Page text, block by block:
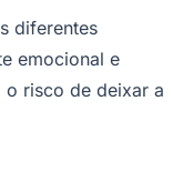
diferentes
emocional e
o risco de deixar a